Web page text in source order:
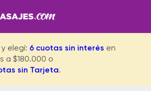
y elegí: 6 cuotas sin interés en
a $180.000 o
sin Tarjeta.